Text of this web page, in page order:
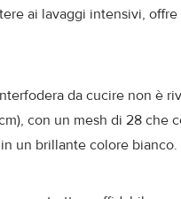
ai lavaggi intensivi,
da cucire non è
con un mesh di 28
un brillante colore bianco.